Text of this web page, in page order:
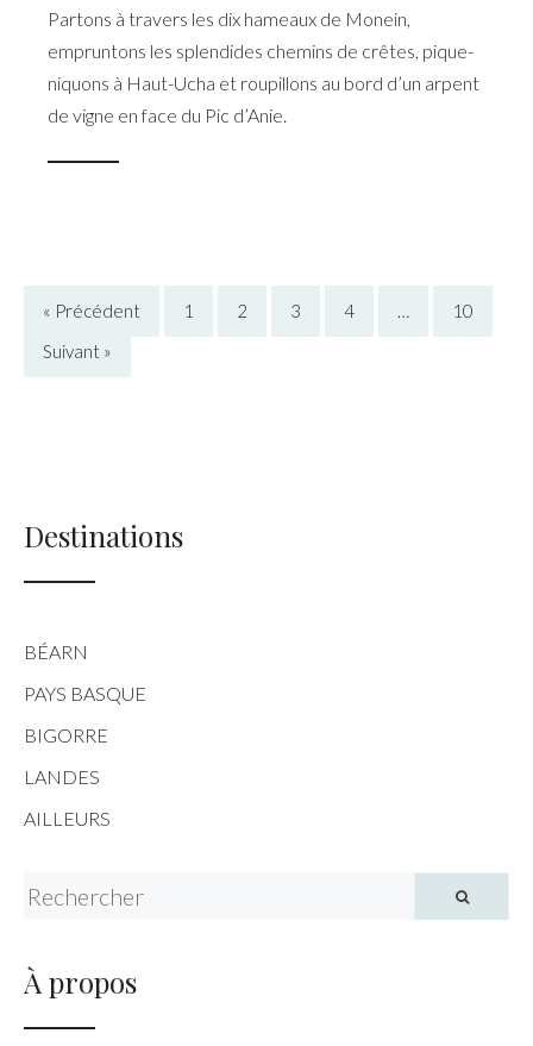
Partons à travers les dix hameaux de Monein,
empruntons les splendides chemins de crêtes, pique-
niquons à Haut-Ucha et roupillons au bord d’un arpent
de vigne en face du Pic d’Anie.
« Précédent 1 2 3 4 …
10
Suivant »
Destinations
BÉARN
PAYS BASQUE
BIGORRE
LANDES
AILLEURS
Search for:
À propos